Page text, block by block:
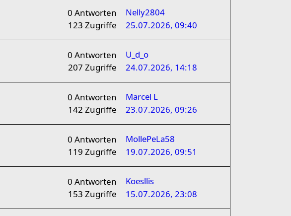
0Antworten
123Zugriffe
Nelly2804
25.07.2026, 09:40
0Antworten
207Zugriffe
U_d_o
24.07.2026, 14:18
0Antworten
142Zugriffe
Marcel L
23.07.2026, 09:26
0Antworten
119Zugriffe
MollePeLa58
19.07.2026, 09:51
0Antworten
153Zugriffe
Koesllis
15.07.2026, 23:08